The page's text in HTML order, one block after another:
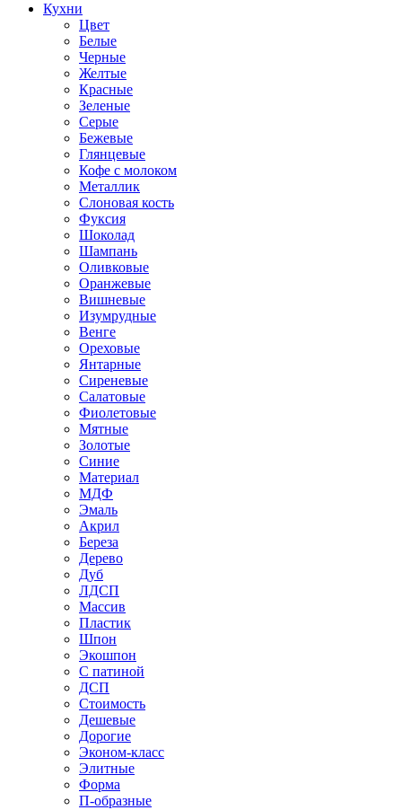
Кухни
Цвет
Белые
Черные
Желтые
Красные
Зеленые
Серые
Бежевые
Глянцевые
Кофе с молоком
Металлик
Слоновая кость
Фуксия
Шоколад
Шампань
Оливковые
Оранжевые
Вишневые
Изумрудные
Венге
Ореховые
Янтарные
Сиреневые
Салатовые
Фиолетовые
Мятные
Золотые
Синие
Материал
МДФ
Эмаль
Акрил
Береза
Дерево
Дуб
ЛДСП
Массив
Пластик
Шпон
Экошпон
С патиной
ДСП
Стоимость
Дешевые
Дорогие
Эконом-класс
Элитные
Форма
П-образные